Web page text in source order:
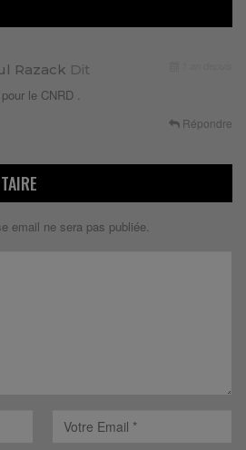
Razack Dit
le CNRD .
Répondre
email ne sera pas publiée.